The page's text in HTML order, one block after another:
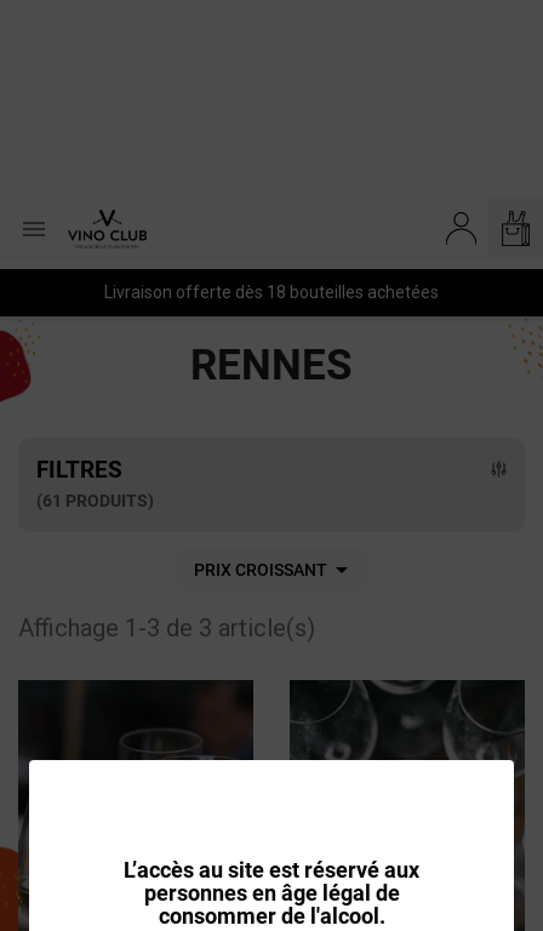
L’accès au site est réservé aux
personnes en âge légal de
consommer de l'alcool.

Livraison offerte dès 18 bouteilles achetées
RENNES
FILTRES
(61 PRODUITS)
PRIX CROISSANT 
Affichage 1-3 de 3 article(s)